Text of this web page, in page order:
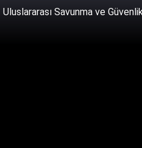
Uluslararası Savunma ve